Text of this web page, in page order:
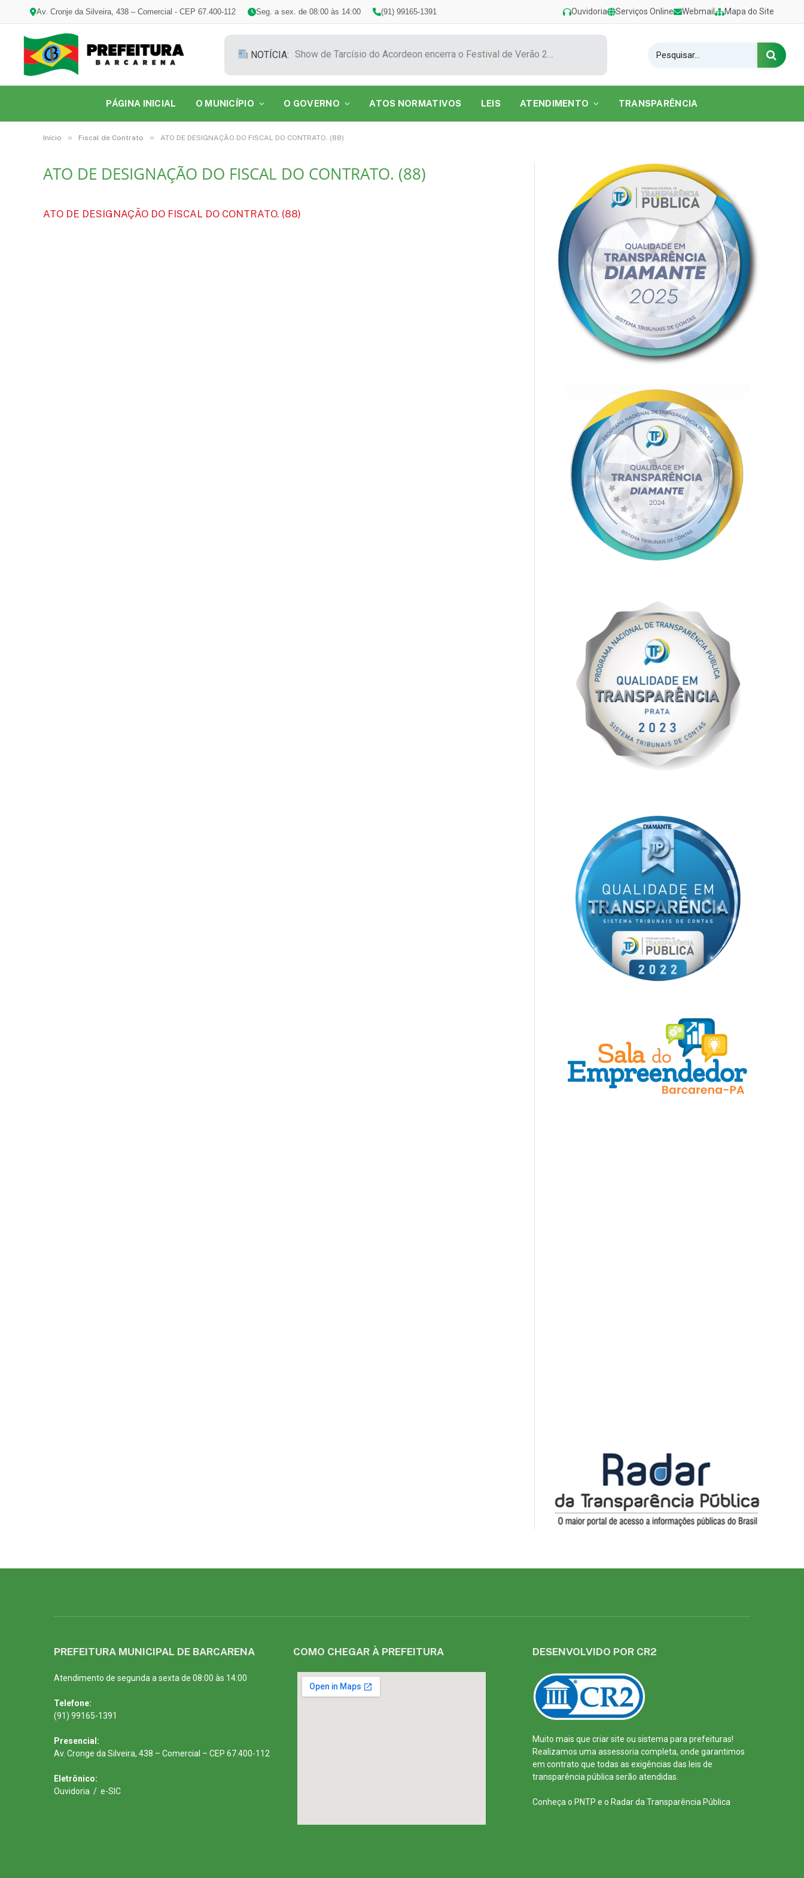
Av. Cronje da Silveira, 438 – Comercial - CEP 67.400-112 Seg. a sex. de 08:00 às 14:00 (91) 99165-1391 Ouvidoria Serviços Online Webmail Mapa do Site
NOTÍCIA: Show de Tarcísio do Acordeon encerra o Festival de Verão 2026 na Praia do Caripi
PÁGINA INICIAL O MUNICÍPIO O GOVERNO ATOS NORMATIVOS LEIS ATENDIMENTO TRANSPARÊNCIA
Início » Fiscal de Contrato » ATO DE DESIGNAÇÃO DO FISCAL DO CONTRATO. (88)
ATO DE DESIGNAÇÃO DO FISCAL DO CONTRATO. (88)
ATO DE DESIGNAÇÃO DO FISCAL DO CONTRATO. (88)
PREFEITURA MUNICIPAL DE BARCARENA
Atendimento de segunda a sexta de 08:00 às 14:00
Telefone:
(91) 99165-1391
Presencial:
Av. Cronge da Silveira, 438 – Comercial – CEP 67.400-112
Eletrônico:
Ouvidoria / e-SIC
COMO CHEGAR À PREFEITURA DESENVOLVIDO POR CR2
Muito mais que criar site ou sistema para prefeituras!
Realizamos uma assessoria completa, onde garantimos
em contrato que todas as exigências das leis de
transparência pública serão atendidas.
Conheça o PNTP e o Radar da Transparência Pública